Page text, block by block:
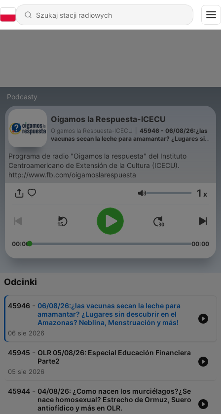
Podcasty
Oigamos la Respuesta-ICECU
Oigamos la Respuesta-ICECU
45946 - 06/08/26:¿las
vacunas secan la leche para amamantar? ¿Lugares sin
más!
Programa de radio "Oigamos la respuesta" del Instituto
Centroamericano de Extensión de la Cultura (ICECU).
http://www.fb.com/oigamoslarespuesta
Głośność 1 x
00:00 00:00
Odcinki
45946 - 06/08/26:¿las vacunas secan la leche para
amamantar? ¿Lugares sin descubrir en el
Amazonas? Neblina, Menstruación y más!
06 sie 2026
45945 - OLR 05/08/26: Especial Educación Financiera
Parte2
05 sie 2026
45944 - 04/08/26: ¿Como nacen los murciélagos?¿Se
nace homosexual? Estrecho de Ormuz, Suero
antiofídico y más en OLR.